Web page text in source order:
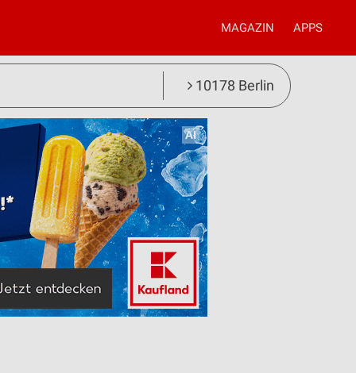
MAGAZIN APPS
10178 Berlin